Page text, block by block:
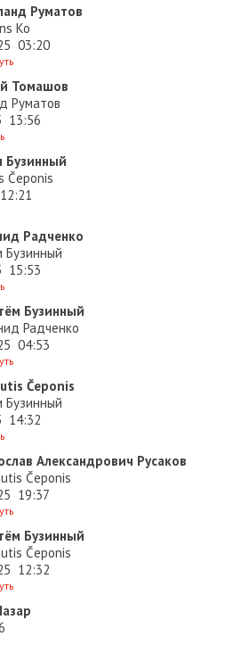
Руматов
Ko
03:20
Томашов
Руматов
13:56
Бузинный
Čeponis
12:21
Радченко
Бузинный
15:53
Бузинный
Радченко
04:53
Čeponis
Бузинный
14:32
Александрович Русаков
Čeponis
19:37
Бузинный
Čeponis
12:32